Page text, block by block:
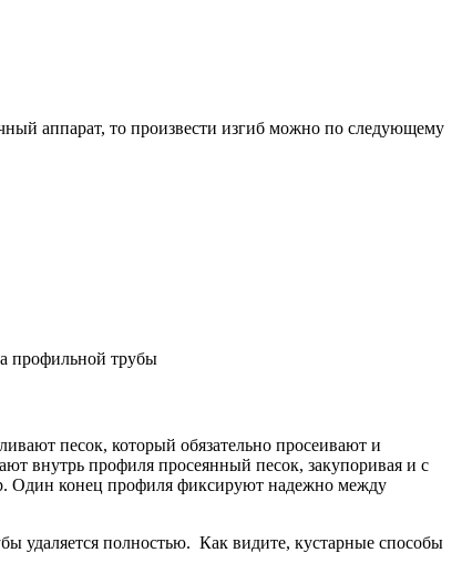
аппарат, то произвести изгиб можно по следующему
профильной трубы
песок, который обязательно просеивают и
внутрь профиля просеянный песок, закупоривая и с
Один конец профиля фиксируют надежно между
удаляется полностью. Как видите, кустарные способы